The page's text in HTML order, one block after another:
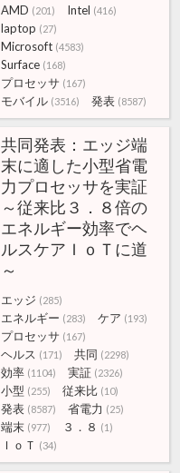
AMD (201) Intel (416)
laptop (27)
Microsoft (4583)
Surface (168)
プロセッサ (167)
モバイル (3516) 発表 (8587)
共同発表：エッジ端
末に適した小型省電
力プロセッサを実証
～従来比３．８倍の
エネルギー効率でヘ
ルスケアＩｏＴに道
～
エッジ (285)
エネルギー (283) ケア (193)
プロセッサ (167)
ヘルス (171) 共同 (2298)
効率 (1104) 実証 (2326)
小型 (255) 従来比 (10)
発表 (8587) 省電力 (25)
端末 (977) ３．８ (1)
ＩｏＴ (34)